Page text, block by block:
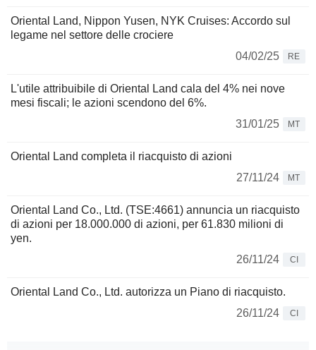
Oriental Land, Nippon Yusen, NYK Cruises: Accordo sul
legame nel settore delle crociere
04/02/25
RE
L'utile attribuibile di Oriental Land cala del 4% nei nove
mesi fiscali; le azioni scendono del 6%.
31/01/25
MT
Oriental Land completa il riacquisto di azioni
27/11/24
MT
Oriental Land Co., Ltd. (TSE:4661) annuncia un riacquisto
di azioni per 18.000.000 di azioni, per 61.830 milioni di
yen.
26/11/24
CI
Oriental Land Co., Ltd. autorizza un Piano di riacquisto.
26/11/24
CI